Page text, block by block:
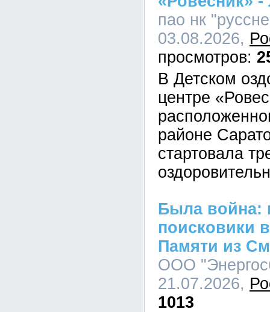
пао нк
03.08.2026,
В Детском
центре
районе
стартовала
Была война:
поисковики
Памяти из
ООО
21.07.2026,
1013